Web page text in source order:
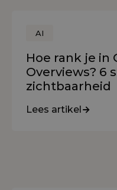
AI
Hoe rank je in
Overviews? 6
zichtbaarheid
Lees artikel